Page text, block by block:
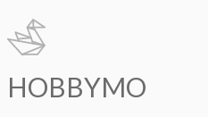
Перейти
к
содержимому
HOBBYMO